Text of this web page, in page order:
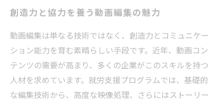
創造力と協力を養う動画編集の魅力
動画編集は単なる技術ではなく、創造力とコミュニケー
ション能力を育む素晴らしい手段です。近年、動画コン
テンツの需要が高まり、多くの企業がこのスキルを持つ
人材を求めています。就労支援プログラムでは、基礎的
な編集技術から、高度な映像処理、さらにはストーリー